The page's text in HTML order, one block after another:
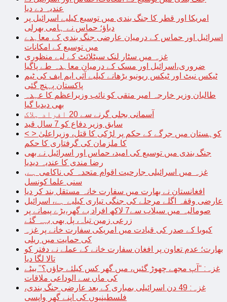
عندیہ دے دیا
امریکا اور قطر کا جنگ بندی میں توسیع کیلیے اسرائیل پر
دباؤ؛ حماس نے ہامی بھرلی
اسرائیل اور حماس کے درمیان عارضی جنگ بندی کے معاہدے
میں توسیع کے امکانات
غزہ میں سٹار لنک سیٹلائٹ کے لیے منظوری
ضروری،اسرائیل اور مسک کے درمیان معاہدہ طے پاگیا
ٹیکس نیٹ اور ٹیکس ریونیو بڑھانے کیلیے آئی ایم ایف کی ٹیم
پاکستان پہنچ گئی
طالبان وزیر خارجہ امیر متقی کو نائب وزیراعظم کا عہدہ
بھی دیدیا گیا
آسمانی بجلی گرنے سے 20 افراد ہلاک
سابق وزیر دفاع کو 7 سال قید
< > کوہستان میں جرگے کے حکم پر لڑکی کا قتل، وزیراعلیٰ
کا ملزمان کی گرفتاری کا حکم
جنگ بندی میں توسیع کی امید، حماس اور اسرائیل نے بھی
رضا مندی کا عندیہ دیدیا
غزہ میں اسرائیلی جارحیت اقوام متحدہ کی ناکامی ہے,
سنی علما کونسل
افغانستان نے بھارت میں سفارت خانہ مستقل بند کر دیا
عارضی وقفہ اگلے مرحلے کی جنگی تیاری کیلیے ہے، اسرائیل
صومالیہ میں سیلاب سے7 لاکھ افراد بے گھر،بڑے پیمانے پر
زرعی زمین تباہ، پل بھی بہہ گئے
کیوبا کے صدر کی قیادت میں امریکی سفارت خانے پر غزہ
کی حمایت میں ریلی
بھارت؛ عدم تعاون پر افغان سفارت خانے کے عملے نے دفتر کو
تالا لگا دیا
غزہ: “آپ مجھے چھوڑ گئیں، میں گھر کس کیلئے جاؤں؟” بیٹے
کی ماں سے الوداعی ملاقات
غزہ: 49 دن اسرائیلی بمباری کے بعد عارضی جنگ بندی،
فلسطینیوں کی اپنے گھر واپسی